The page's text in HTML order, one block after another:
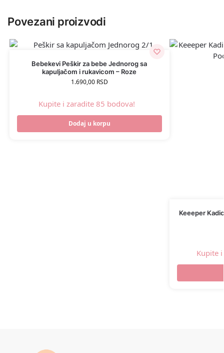
Povezani proizvodi
Bebekevi Peškir za bebe Jednorog sa
kapuljačom i rukavicom – Roze
1.690,00 RSD
Kupite i zaradite 85 bodova!
Dodaj u korpu
Keeeper
Kupite